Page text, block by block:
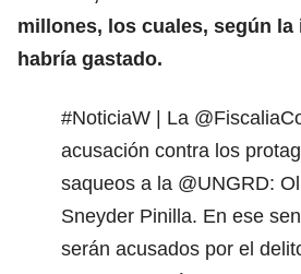
millones, los cuales, según
habría gastado.
#NoticiaW | La
acusación contra los
saqueos a la @UNGRD:
Sneyder Pinilla. En ese
serán acusados por el